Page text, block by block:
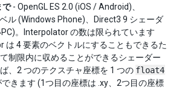
で- OpenGL ES 2.0 (iOS / Android)、
ル (Windows Phone)、Direct3 9 シェーダ
。Interpolator の数は限られています
は 4 要素のベクトルにすることもできるた
制限内に収めることができるシェーダー
、2 つのテクスチャ座標を 1 つの float4
きます (1つ目の座標は .xy、2つ目の座標